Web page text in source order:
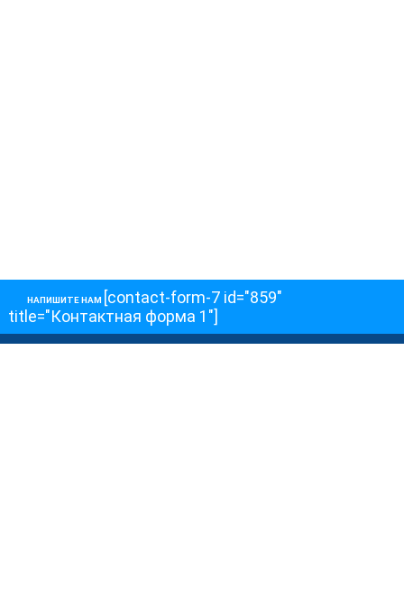
НАПИШИТЕ НАМ [contact-form-7 id="859"
title="Контактная форма 1"]